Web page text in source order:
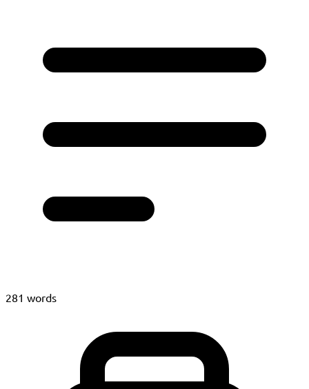
281 words